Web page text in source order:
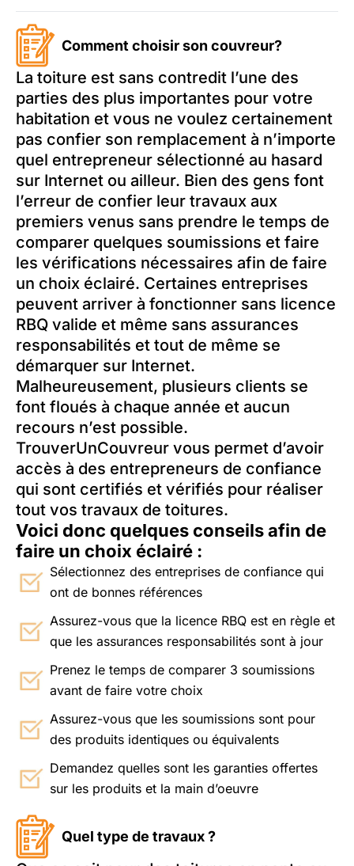
Comment choisir son couvreur?
La toiture est sans contredit l’une des
parties des plus importantes pour votre
habitation et vous ne voulez certainement
pas confier son remplacement à n’importe
quel entrepreneur sélectionné au hasard
sur Internet ou ailleur. Bien des gens font
l’erreur de confier leur travaux aux
premiers venus sans prendre le temps de
comparer quelques soumissions et faire
les vérifications nécessaires afin de faire
un choix éclairé. Certaines entreprises
peuvent arriver à fonctionner sans licence
RBQ valide et même sans assurances
responsabilités et tout de même se
démarquer sur Internet.
Malheureusement, plusieurs clients se
font floués à chaque année et aucun
recours n’est possible.
TrouverUnCouvreur vous permet d’avoir
accès à des entrepreneurs de confiance
qui sont certifiés et vérifiés pour réaliser
tout vos travaux de toitures.
Voici donc quelques conseils afin de
faire un choix éclairé :
Sélectionnez des entreprises de confiance qui
ont de bonnes références
Assurez-vous que la licence RBQ est en règle et
que les assurances responsabilités sont à jour
Prenez le temps de comparer 3 soumissions
avant de faire votre choix
Assurez-vous que les soumissions sont pour
des produits identiques ou équivalents
Demandez quelles sont les garanties offertes
sur les produits et la main d’oeuvre
Quel type de travaux ?